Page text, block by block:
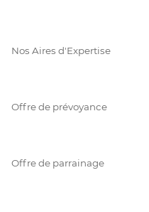
Nos Aires d'Expertise
Offre de prévoyance
Offre de parrainage